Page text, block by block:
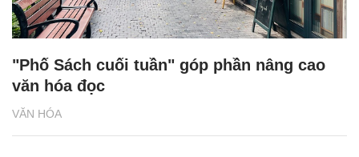
VĂN HÓA
"Phố Sách cuối tuần" góp phần nâng cao
văn hóa đọc